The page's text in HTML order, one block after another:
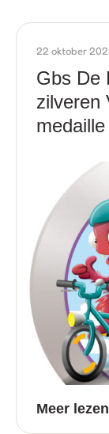
22 oktober
Gbs De
zilveren
medaille
Meer lezen